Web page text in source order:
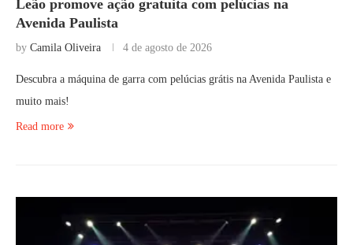
Leão promove ação gratuita com pelúcias na
Avenida Paulista
by Camila Oliveira 4 de agosto de 2026
Descubra a máquina de garra com pelúcias grátis na Avenida Paulista e
muito mais!
Read more